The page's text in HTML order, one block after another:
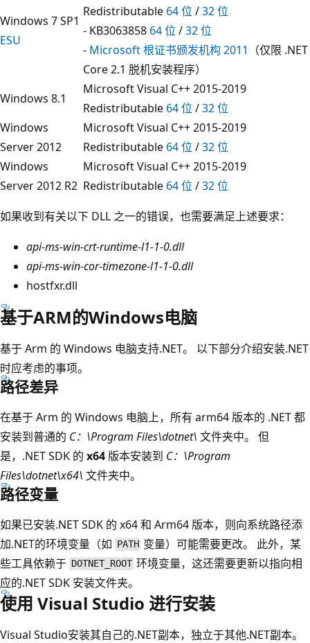
Windows 7 SP1
ESU
Redistributable 64 位 /32 位
- KB3063858 64 位 /32 位
- Microsoft 根证书颁发机构 2011
（仅限 .NET
Core 2.1 脱机安装程序）
Windows 8.1
Microsoft Visual C++ 2015-2019
Redistributable 64 位 /32 位
Windows
Server 2012
Microsoft Visual C++ 2015-2019
Redistributable 64 位 /32 位
Windows
Server 2012 R2
Microsoft Visual C++ 2015-2019
Redistributable 64 位 /32 位
如果收到有关以下 DLL 之一的错误，也需要满足上述要求：
api-ms-win-crt-runtime-l1-1-0.dll
api-ms-win-cor-timezone-l1-1-0.dll
hostfxr.dll
基于ARM的Windows电脑
基于 Arm 的 Windows 电脑支持.NET。 以下部分介绍安装.NET
时应考虑的事项。
路径差异
在基于 Arm 的 Windows 电脑上，所有 arm64 版本的 .NET 都
安装到普通的 C：\Program Files\dotnet\ 文件夹中。 但
是，.NET SDK 的 x64 版本安装到 C：\Program
Files\dotnet\x64\ 文件夹中。
路径变量
如果已安装.NET SDK 的 x64 和 Arm64 版本，则向系统路径添
加.NET的环境变量（如 PATH 变量）可能需要更改。 此外，某
些工具依赖于 DOTNET_ROOT 环境变量，这还需要更新以指向相
应的.NET SDK 安装文件夹。
使用 Visual Studio 进行安装
Visual Studio安装其自己的.NET副本，独立于其他.NET副本。